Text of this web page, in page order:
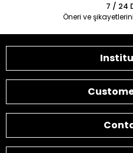
7 / 24
Öneri ve